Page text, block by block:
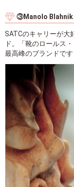
③Manolo Blahnik
SATCのキャリーが大
ド。「靴のロールス
最高峰のブランドです